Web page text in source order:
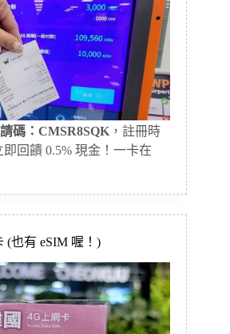
碼：CMSR8SQK ，註冊時
回饋 0.5% 現金！一卡在
(也有 eSIM 喔！)